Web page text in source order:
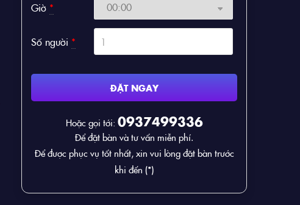
Giờ *
Số người *
ĐẶT NGAY
Hoặc gọi tới: 0937499336
Để đặt bàn và tư vấn miễn phí.
Để được phục vụ tốt nhất, xin vui lòng đặt bàn trước
khi đến (*)